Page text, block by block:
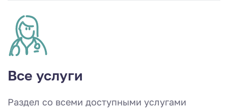
Все услуги
Раздел со всеми доступными услугами